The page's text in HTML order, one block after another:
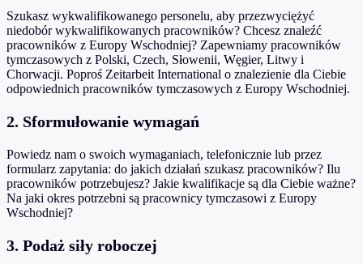
Szukasz wykwalifikowanego personelu, aby przezwyciężyć
niedobór wykwalifikowanych pracowników? Chcesz znaleźć
pracowników z Europy Wschodniej? Zapewniamy pracowników
tymczasowych z Polski, Czech, Słowenii, Węgier, Litwy i
Chorwacji. Poproś Zeitarbeit International o znalezienie dla Ciebie
odpowiednich pracowników tymczasowych z Europy Wschodniej.
2. Sformułowanie wymagań
Powiedz nam o swoich wymaganiach, telefonicznie lub przez
formularz zapytania: do jakich działań szukasz pracowników? Ilu
pracowników potrzebujesz? Jakie kwalifikacje są dla Ciebie ważne?
Na jaki okres potrzebni są pracownicy tymczasowi z Europy
Wschodniej?
3. Podaż siły roboczej